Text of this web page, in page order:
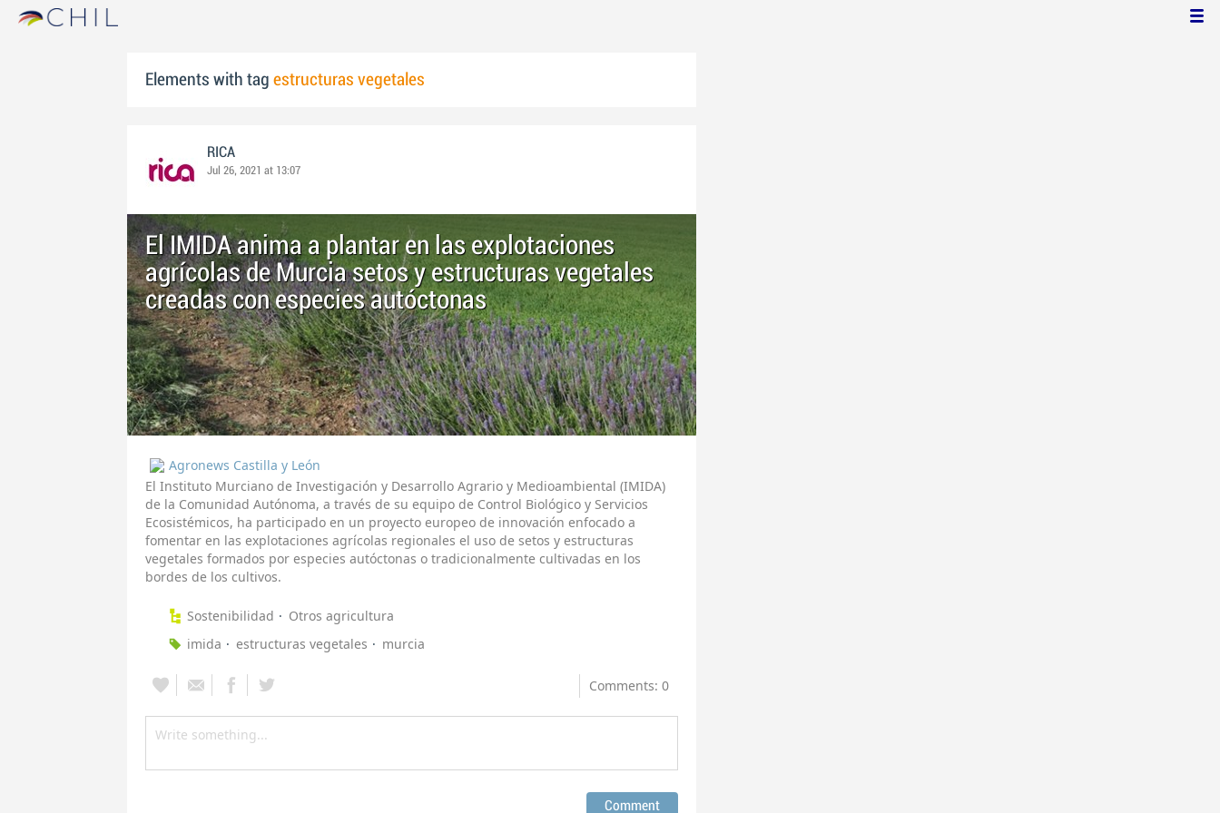
Elements with tag estructuras vegetales
RICA
Jul 26, 2021 at 13:07
El IMIDA anima a plantar en las explotaciones
agrícolas de Murcia setos y estructuras vegetales
creadas con especies autóctonas
Agronews Castilla y León
El Instituto Murciano de Investigación y Desarrollo Agrario y Medioambiental (IMIDA)
de la Comunidad Autónoma, a través de su equipo de Control Biológico y Servicios
Ecosistémicos, ha participado en un proyecto europeo de innovación enfocado a
fomentar en las explotaciones agrícolas regionales el uso de setos y estructuras
vegetales formados por especies autóctonas o tradicionalmente cultivadas en los
bordes de los cultivos.
Sostenibilidad
Otros agricultura
imida
estructuras vegetales murcia
Comments: 0